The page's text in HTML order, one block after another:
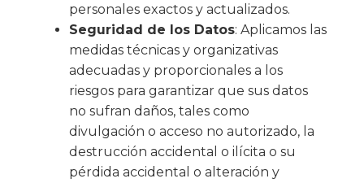
personales exactos y actualizados.
Seguridad de los Datos: Aplicamos las
medidas técnicas y organizativas
adecuadas y proporcionales a los
riesgos para garantizar que sus datos
no sufran daños, tales como
divulgación o acceso no autorizado, la
destrucción accidental o ilícita o su
pérdida accidental o alteración y